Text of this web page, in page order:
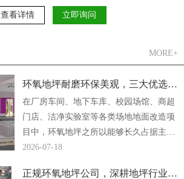
查看详情 立即询问
MORE+
环氧地坪耐磨环保美观，三大优选方案
在厂房车间、地下车库、校园场馆、商超
门店、洁净实验室等各类场地地面改造项
目中，环氧地坪之所以能够长久占据主流
地位，核心原因便是它同时兼顾强悍耐磨
2026-07-18
正规环氧地坪公司，深耕地坪行业多年